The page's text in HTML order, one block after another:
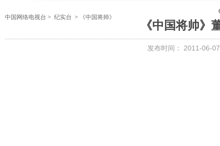
中国网络电视台 > 纪实台 > 《中国将帅》
《中国将帅》
发布时间： 2011-06-